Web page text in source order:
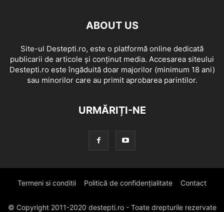
ABOUT US
Site-ul Destepti.ro, este o platformă online dedicată
publicarii de articole și conținut media. Accesarea siteului
Destepti.ro este îngăduită doar majorilor (minimum 18 ani)
sau minorilor care au primit aprobarea parintilor.
URMĂRIȚI-NE
Termeni si conditii Politică de confidențialitate Contact
© Copyright 2011-2020 destepti.ro - Toate drepturile rezervate